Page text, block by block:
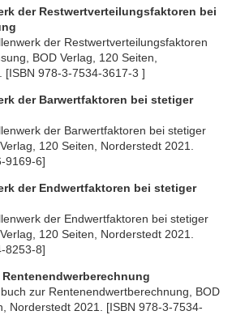
der Restwertverteilungsfaktoren bei
der Restwertverteilungsfaktoren
BOD Verlag, 120 Seiten,
[ISBN 978-3-7534-3617-3 ]
der Barwertfaktoren bei stetiger
der Barwertfaktoren bei stetiger
120 Seiten, Norderstedt 2021.
9169-6]
der Endwertfaktoren bei stetiger
der Endwertfaktoren bei stetiger
120 Seiten, Norderstedt 2021.
8253-8]
zur Rentenendwertberechnung, BOD
Norderstedt 2021. [ISBN 978-3-7534-